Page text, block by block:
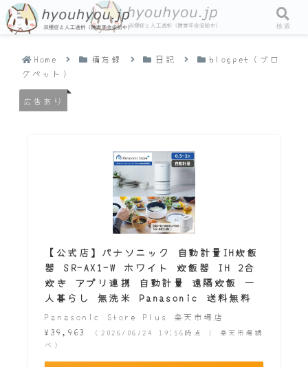
Home 備忘録 日記
blogpet（ブロ
グペット）
広告あり
【公式店】パナソニック 自動計量IH炊飯
器 SR-AX1-W ホワイト 炊飯器 IH 2合
炊き アプリ連携 自動計量 遠隔炊飯 一
人暮らし 無洗米 Panasonic 送料無料
Panasonic Store Plus 楽天市場店
¥39,963
（2026/06/24 19:56時点 | 楽天市場調
べ）
メニュー 検索